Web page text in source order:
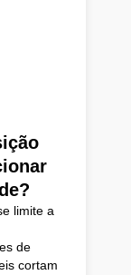
limite a
de
cortam